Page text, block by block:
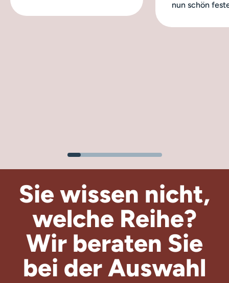
nun schön
Sie wissen nicht,
welche Reihe?
Wir beraten Sie
bei der Auswahl